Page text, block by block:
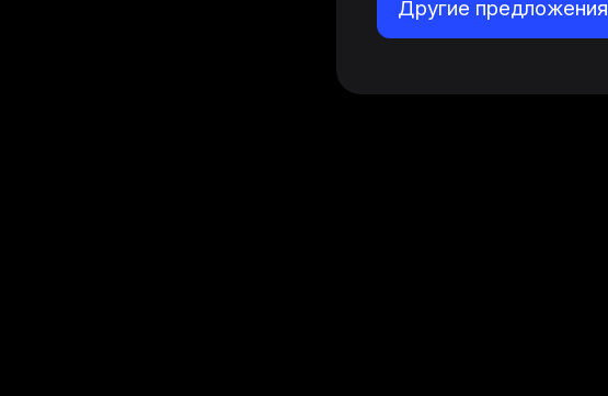
Другие предложения